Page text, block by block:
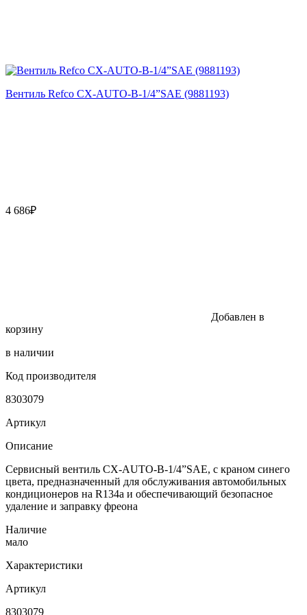
Вентиль Refco CX-AUTO-B-1/4”SAE (9881193)
4 686₽
Добавлен в
корзину
в наличии
Код производителя
8303079
Артикул
Описание
Сервисный вентиль CX-AUTO-B-1/4”SAE, с краном синего
цвета, предназначенный для обслуживания автомобильных
кондиционеров на R134a и обеспечивающий безопасное
удаление и заправку фреона
Наличие
мало
Характеристики
Артикул
8303079